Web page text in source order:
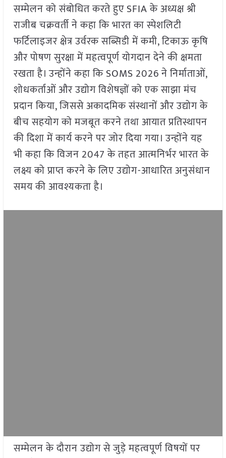
सम्मेलन को संबोधित करते हुए SFIA के अध्यक्ष श्री
राजीब चक्रवर्ती ने कहा कि भारत का स्पेशलिटी
फर्टिलाइजर क्षेत्र उर्वरक सब्सिडी में कमी, टिकाऊ कृषि
और पोषण सुरक्षा में महत्वपूर्ण योगदान देने की क्षमता
रखता है। उन्होंने कहा कि SOMS 2026 ने निर्माताओं,
शोधकर्ताओं और उद्योग विशेषज्ञों को एक साझा मंच
प्रदान किया, जिससे अकादमिक संस्थानों और उद्योग के
बीच सहयोग को मजबूत करने तथा आयात प्रतिस्थापन
की दिशा में कार्य करने पर जोर दिया गया। उन्होंने यह
भी कहा कि विजन 2047 के तहत आत्मनिर्भर भारत के
लक्ष्य को प्राप्त करने के लिए उद्योग-आधारित अनुसंधान
समय की आवश्यकता है।
सम्मेलन के दौरान उद्योग से जुड़े महत्वपूर्ण विषयों पर